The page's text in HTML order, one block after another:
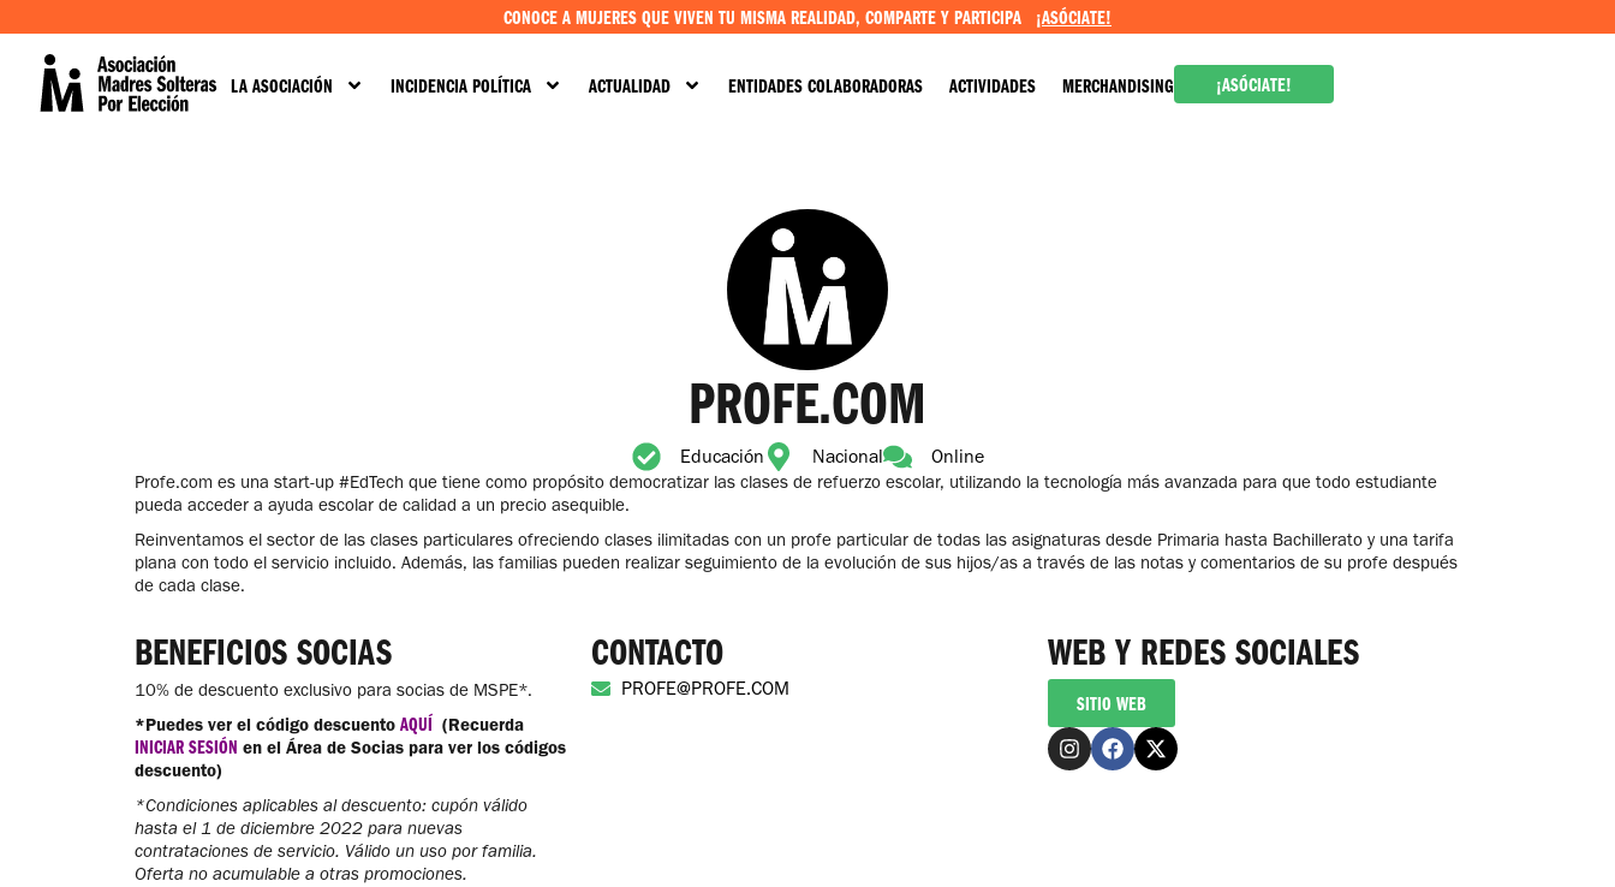
CONOCE A MUJERES QUE VIVEN TU MISMA REALIDAD, COMPARTE Y PARTICIPA ¡ASÓCIATE!
LA ASOCIACIÓN INCIDENCIA POLÍTICA ACTUALIDAD ENTIDADES COLABORADORAS ACTIVIDADES MERCHANDISING ¡ASÓCIATE!
PROFE.COM
Educación Nacional Online
Profe.com es una start-up #EdTech que tiene como propósito democratizar las clases de refuerzo escolar, utilizando la tecnología más avanzada para que todo estudiante
pueda acceder a ayuda escolar de calidad a un precio asequible.
Reinventamos el sector de las clases particulares ofreciendo clases ilimitadas con un profe particular de todas las asignaturas desde Primaria hasta Bachillerato y una tarifa
plana con todo el servicio incluido. Además, las familias pueden realizar seguimiento de la evolución de sus hijos/as a través de las notas y comentarios de su profe después
de cada clase.
BENEFICIOS SOCIAS
10% de descuento exclusivo para socias de MSPE*.
*Puedes ver el código descuento AQUÍ (Recuerda
INICIAR SESIÓN en el Área de Socias para ver los códigos
descuento)
*Condiciones aplicables al descuento: cupón válido
hasta el 1 de diciembre 2022 para nuevas
contrataciones de servicio. Válido un uso por familia.
Oferta no acumulable a otras promociones.
CONTACTO
PROFE@PROFE.COM
WEB Y REDES SOCIALES
SITIO WEB